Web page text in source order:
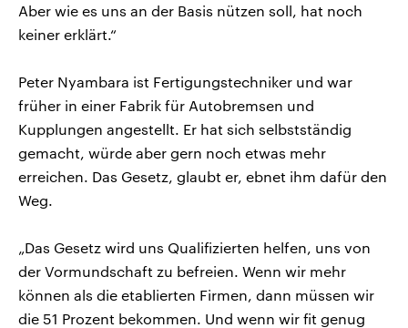
Aber wie es uns an der Basis nützen soll, hat noch
keiner erklärt.“
Peter Nyambara ist Fertigungstechniker und war
früher in einer Fabrik für Autobremsen und
Kupplungen angestellt. Er hat sich selbstständig
gemacht, würde aber gern noch etwas mehr
erreichen. Das Gesetz, glaubt er, ebnet ihm dafür den
Weg.
„Das Gesetz wird uns Qualifizierten helfen, uns von
der Vormundschaft zu befreien. Wenn wir mehr
können als die etablierten Firmen, dann müssen wir
die 51 Prozent bekommen. Und wenn wir fit genug